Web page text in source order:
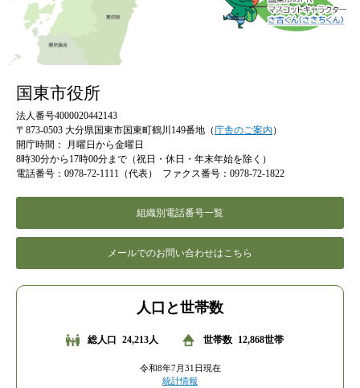
国東市役所
法人番号4000020442143
〒873-0503 大分県国東市国東町鶴川149番地（庁舎のご案内 ）
開庁時間：
月曜日から金曜日
8時30分から17時00分まで（祝日・休日・年末年始を除く）
電話番号：0978-72-1111（代表）
ファクス番号：0978-72-1822
組織別電話番号一覧
メールでのお問い合わせはこちら
人口と世帯数
総人口 24,213人 世帯数 12,868世帯
令和8年7月31日現在
統計情報